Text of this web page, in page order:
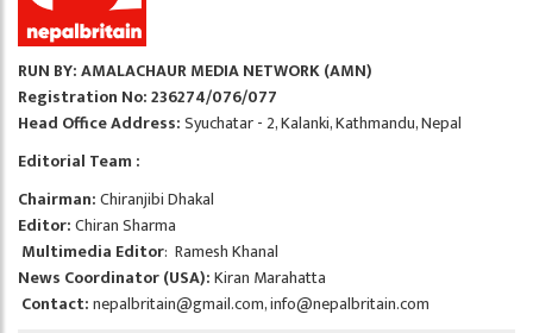
RUN BY: AMALACHAUR MEDIA NETWORK (AMN)
Registration No: 236274/076/077
Head Office Address:Syuchatar - 2, Kalanki, Kathmandu, Nepal
Editorial Team :
Chairman:Chiranjibi Dhakal
Editor:Chiran Sharma
Multimedia Editor: Ramesh Khanal
News Coordinator (USA):Kiran Marahatta
Contact:nepalbritain@gmail.com,info@nepalbritain.com